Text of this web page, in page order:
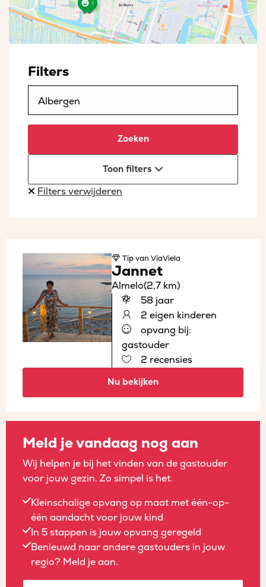
Filters
Zoeken
Toon filters
Filters verwijderen
Tipvan ViaViela
Jannet
Almelo(2,7 km)
58 jaar
2 eigen kinderen
opvang bij:
gastouder
2 recensies
Nu bekijken
Meld je vandaag nog aan
Wij helpen je bij het vinden van de gastouder
voor jouw gezin. Zo simpel is het.
Kleinschalige opvang op maat met één-op-
één aandacht voor jouw kind
In 5 stappen is jouw opvang geregeld
Benieuwd naar andere gastouders in jouw
regio? Meld je aan.